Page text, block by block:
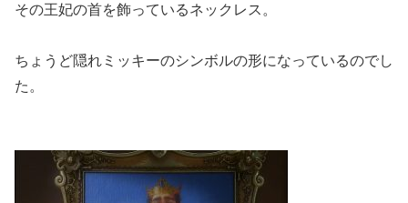
その王妃の首を飾っているネックレス。
ちょうど隠れミッキーのシンボルの形になっているのでし
た。